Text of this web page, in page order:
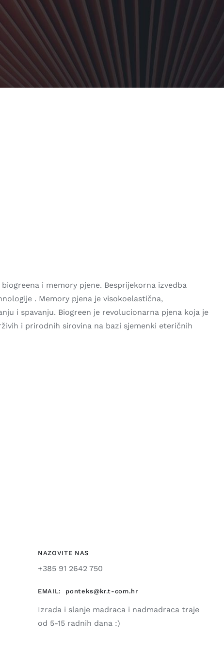
i memory pjene. Besprijekorna izvedba
. Memory pjena je visokoelastična,
i spavanju. Biogreen je revolucionarna pjena koja je
i prirodnih sirovina na bazi sjemenki eteričnih
NAZOVITE NAS
+385 91 2642 750
EMAIL: ponteks@kr.t-com.hr
Izrada i slanje madraca i nadmadraca traje
od 5-15 radnih dana :)